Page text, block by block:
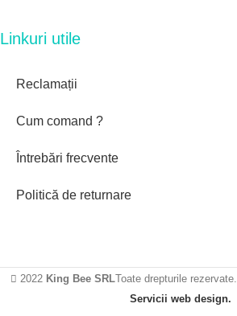
Linkuri utile
Reclamații
Cum comand ?
Întrebări frecvente
Politică de returnare
2022 King Bee SRLToate drepturile rezervate.
Servicii web design.